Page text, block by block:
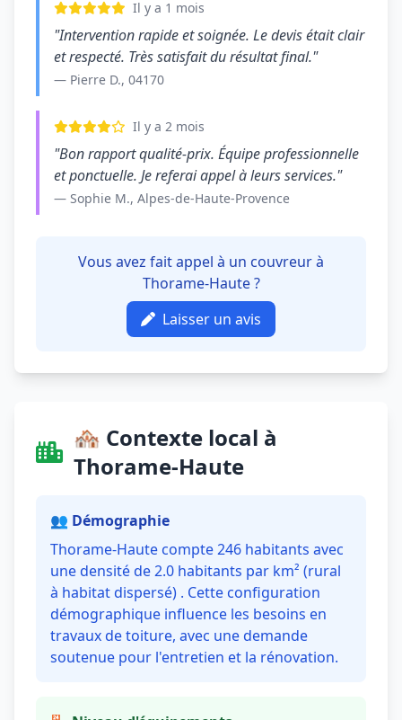
Il y a 1 mois
"Intervention rapide et soignée. Le devis était clair
et respecté. Très satisfait du résultat final."
— Pierre D., 04170
Il y a 2 mois
"Bon rapport qualité-prix. Équipe professionnelle
et ponctuelle. Je referai appel à leurs services."
— Sophie M., Alpes-de-Haute-Provence
Vous avez fait appel à un couvreur à
Thorame-Haute ?
Laisser un avis
🏘️ Contexte local à
Thorame-Haute
👥 Démographie
Thorame-Haute compte 246 habitants avec
une densité de 2.0 habitants par km² (rural
à habitat dispersé) . Cette configuration
démographique influence les besoins en
travaux de toiture, avec une demande
soutenue pour l'entretien et la rénovation.